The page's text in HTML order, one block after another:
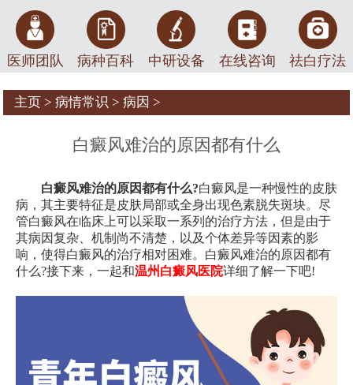
医师团队 病种百科 中研设备 在线咨询 祛白疗法
主页 > 病情常识 > 病因 >
白癜风难治的原因都有什么
白癜风难治的原因都有什么?白癜风是一种慢性的皮肤
病，其主要特征是皮肤局部或全身出现色素脱失斑块。尽
管白癜风在临床上可以采取一系列的治疗方法，但是由于
其病因复杂、机制尚不清楚，以及个体差异等因素的影
响，使得白癜风的治疗相对困难。白癜风难治的原因都有
什么?接下来，一起和温州白癜风医院详细了解一下吧!